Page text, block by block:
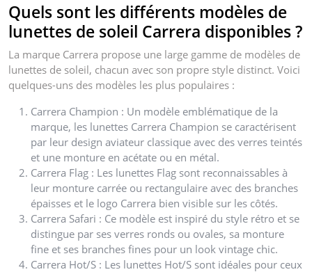
Quels sont les différents modèles de
lunettes de soleil Carrera disponibles ?
La marque Carrera propose une large gamme de modèles de
lunettes de soleil, chacun avec son propre style distinct. Voici
quelques-uns des modèles les plus populaires :
Carrera Champion : Un modèle emblématique de la
marque, les lunettes Carrera Champion se caractérisent
par leur design aviateur classique avec des verres teintés
et une monture en acétate ou en métal.
Carrera Flag : Les lunettes Flag sont reconnaissables à
leur monture carrée ou rectangulaire avec des branches
épaisses et le logo Carrera bien visible sur les côtés.
Carrera Safari : Ce modèle est inspiré du style rétro et se
distingue par ses verres ronds ou ovales, sa monture
fine et ses branches fines pour un look vintage chic.
Carrera Hot/S : Les lunettes Hot/S sont idéales pour ceux